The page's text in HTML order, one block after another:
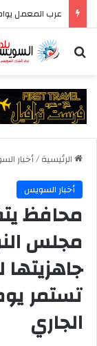
بحث عن
الرئيسية/أخبار
أخبار السويس
محافظ
مجلس
جاهزيتها
الجاري